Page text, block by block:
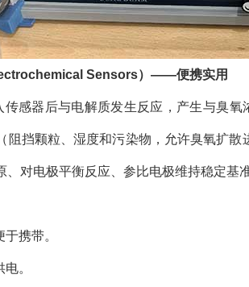
Sensors）——便携实用
感器后与电解质发生反应，产生与臭
阻挡颗粒、湿度和污染物，允许臭氧扩
、对电极平衡反应、参比电极维持稳定基
携带。
。